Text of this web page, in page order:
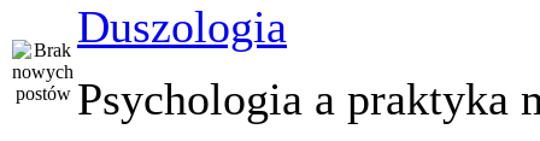
Duszologia
Psychologia a praktyka